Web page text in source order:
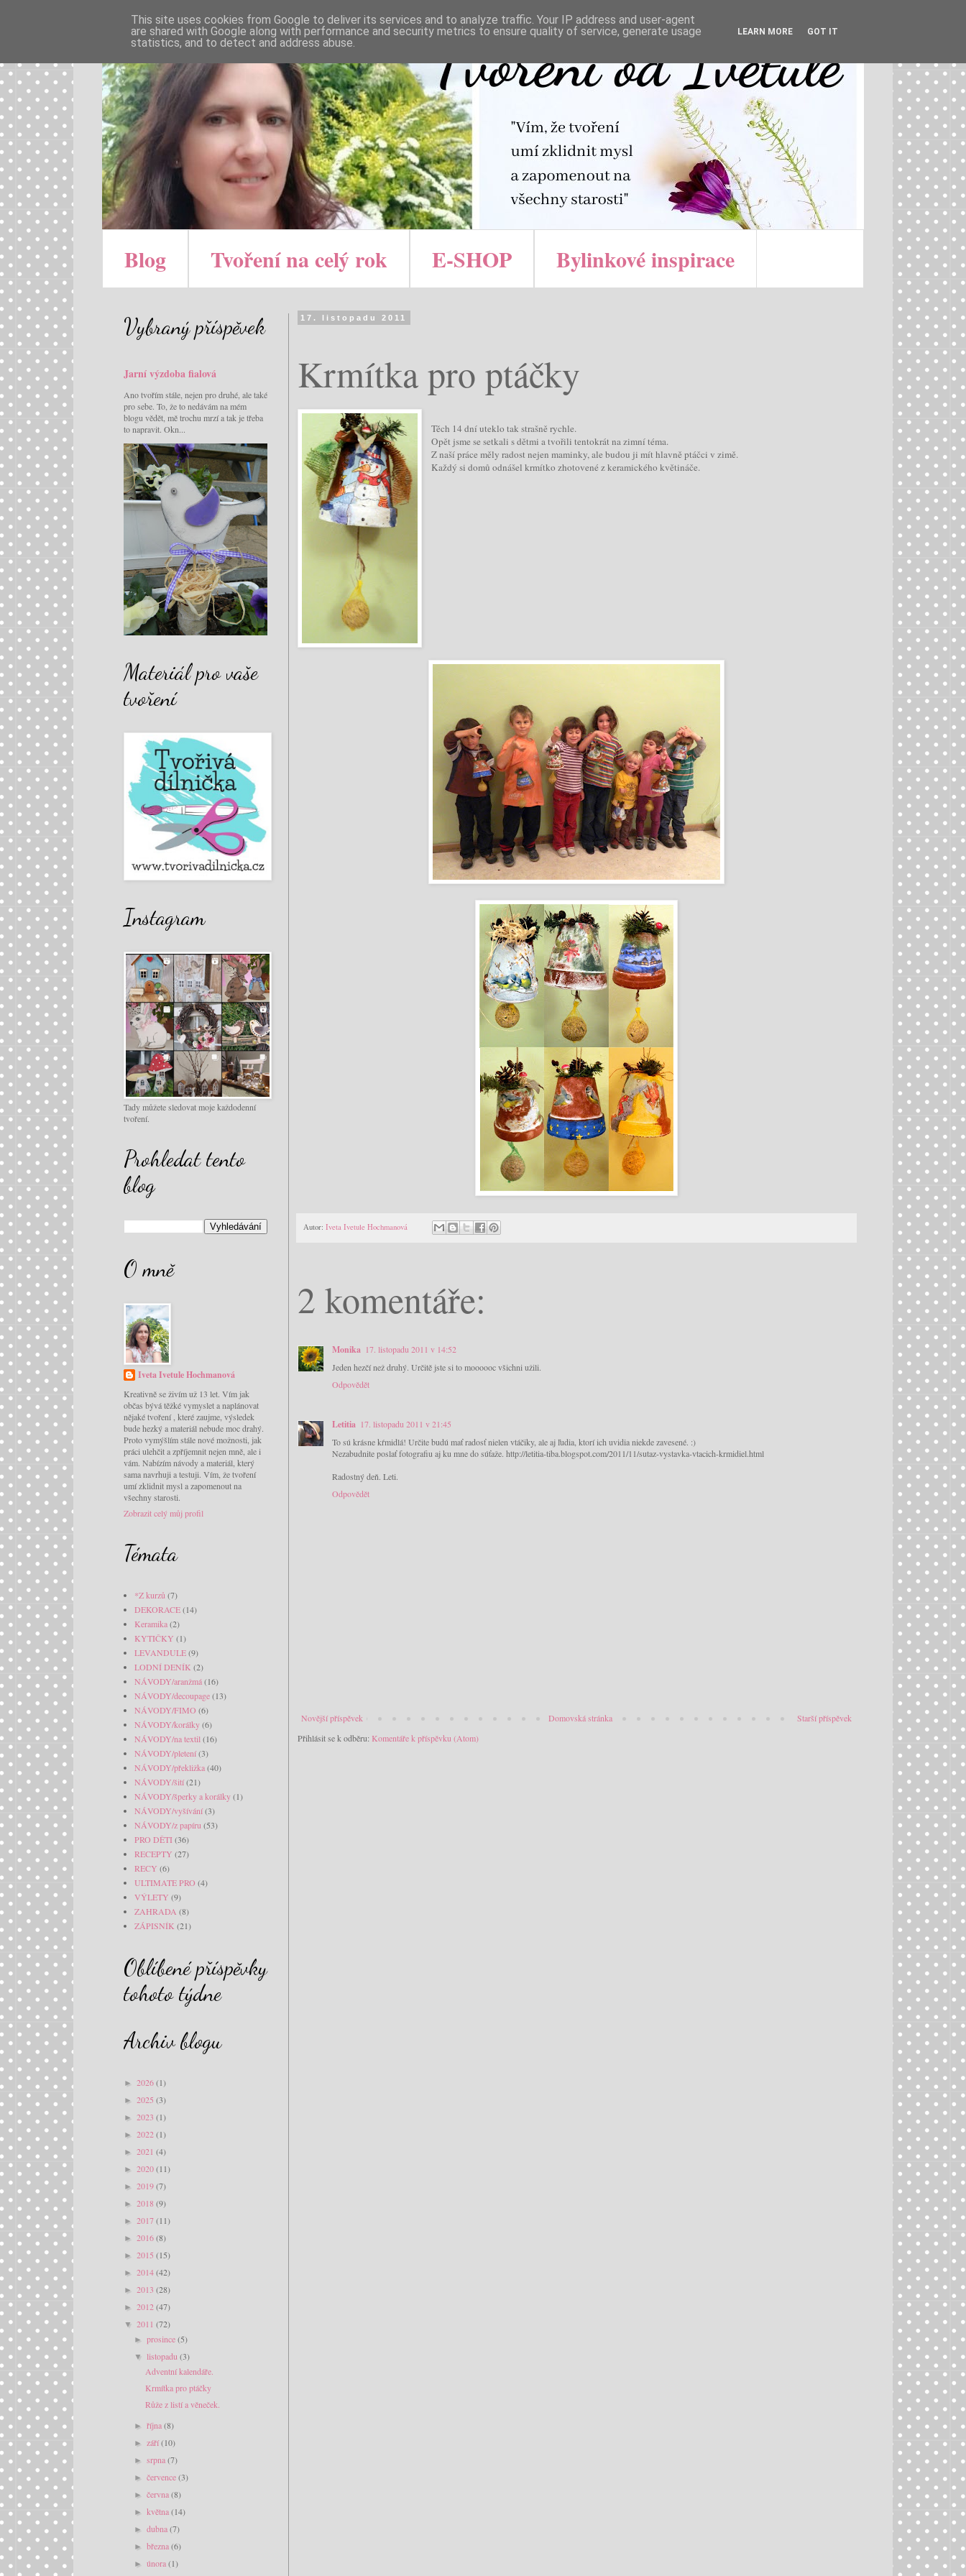
Blog Tvoření na celý rok E-SHOP Bylinkové inspirace
17. listopadu 2011
Krmítka pro ptáčky
Těch 14 dní uteklo tak strašně rychle.
Opět jsme se setkali s dětmi a tvořili tentokrát na zimní téma.
Z naší práce měly radost nejen maminky, ale budou ji mít hlavně ptáčci v zimě.
Každý si domů odnášel krmítko zhotovené z keramického květináče.
Autor: Iveta Ivetule Hochmanová
2 komentáře:
Monika 17. listopadu 2011 v 14:52
Jeden hezčí než druhý. Určitě jste si to moooooc všichni užili.
Odpovědět
Letitia 17. listopadu 2011 v 21:45
To sú krásne kŕmidlá! Určite budú mať radosť nielen vtáčiky, ale aj ľudia, ktorí ich uvidia niekde zavesené. :)
Nezabudnite poslať fotografiu aj ku mne do súťaže. http://letitia-tiba.blogspot.com/2011/11/sutaz-vystavka-vtacich-krmidiel.html
Radostný deň. Leti.
Odpovědět
Novější příspěvek Starší příspěvek
Domovská stránka
Přihlásit se k odběru: Komentáře k příspěvku (Atom)
Vybraný příspěvek
Jarní výzdoba fialová
Ano tvořím stále, nejen pro druhé, ale také
pro sebe. To, že to nedávám na mém
blogu vědět, mě trochu mrzí a tak je třeba
to napravit. Okn...
Materiál pro vaše
tvoření
Instagram
Tady můžete sledovat moje každodenní
tvoření.
Prohledat tento
blog
O mně
Iveta Ivetule Hochmanová
Kreativně se živím už 13 let. Vím jak
občas bývá těžké vymyslet a naplánovat
nějaké tvoření , které zaujme, výsledek
bude hezký a materiál nebude moc drahý.
Proto vymýšlím stále nové možnosti, jak
práci ulehčit a zpříjemnit nejen mně, ale i
vám. Nabízím návody a materiál, který
sama navrhuji a testuji. Vím, že tvoření
umí zklidnit mysl a zapomenout na
všechny starosti.
Zobrazit celý můj profil
Témata
*Z kurzů (7)
DEKORACE(14)
Keramika(2)
KYTIČKY (1)
LEVANDULE(9)
LODNÍ DENÍK (2)
NÁVODY/aranžmá(16)
NÁVODY/decoupage(13)
NÁVODY/FIMO (6)
NÁVODY/korálky(6)
NÁVODY/na textil (16)
NÁVODY/pletení(3)
NÁVODY/překližka(40)
NÁVODY/šití(21)
NÁVODY/šperky a korálky(1)
NÁVODY/vyšívání(3)
NÁVODY/z papíru (53)
PRO DĚTI(36)
RECEPTY (27)
RECY (6)
ULTIMATE PRO (4)
VÝLETY (9)
ZAHRADA (8)
ZÁPISNÍK (21)
Oblíbené příspěvky
tohoto týdne
Archiv blogu
► 2026(1)
► 2025 (3)
► 2023 (1)
► 2022(1)
► 2021 (4)
► 2020(11)
► 2019(7)
► 2018 (9)
► 2017(11)
► 2016(8)
► 2015 (15)
► 2014(42)
► 2013 (28)
► 2012(47)
▼ 2011 (72)
►prosince(5)
▼listopadu(3)
Adventní kalendáře.
Krmítka pro ptáčky
Růže z listí a věneček.
►října(8)
►září(10)
►srpna(7)
►července(3)
►června(8)
►května(14)
►dubna(7)
►března(6)
►února(1)
This site uses cookies from Google to deliver its services and to analyze traffic. Your IP address and user-agent
are shared with Google along with performance and security metrics to ensure quality of service, generate usage
statistics, and to detect and address abuse.
LEARN MORE GOT IT